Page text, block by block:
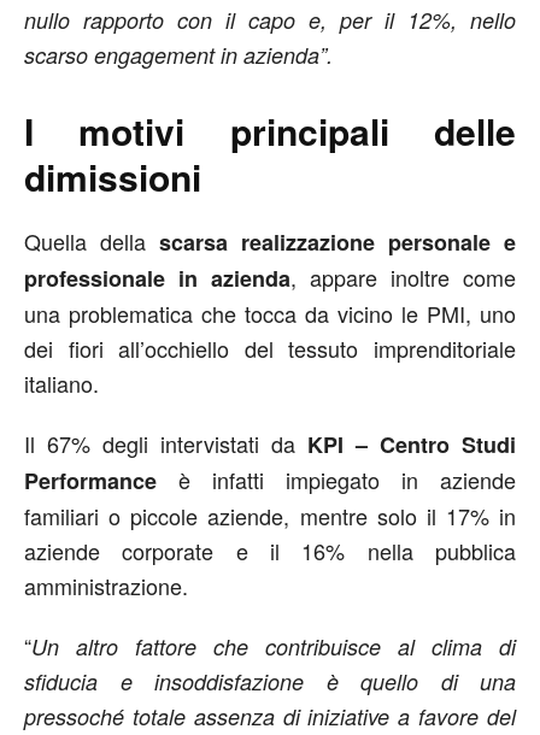
nullo rapporto con il capo e, per il 12%, nello
scarso engagement in azienda”.
I motivi principali delle
dimissioni
Quella della scarsa realizzazione personale e
professionale in azienda, appare inoltre come
una problematica che tocca da vicino le PMI, uno
dei fiori all’occhiello del tessuto imprenditoriale
italiano.
Il 67% degli intervistati da KPI – Centro Studi
Performance è infatti impiegato in aziende
familiari o piccole aziende, mentre solo il 17% in
aziende corporate e il 16% nella pubblica
amministrazione.
“Un altro fattore che contribuisce al clima di
sfiducia e insoddisfazione è quello di una
pressoché totale assenza di iniziative a favore del